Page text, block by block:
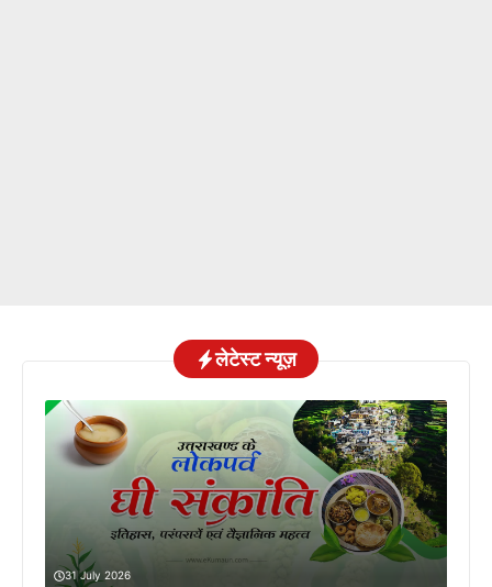
लेटेस्ट न्यूज़
31 July 2026